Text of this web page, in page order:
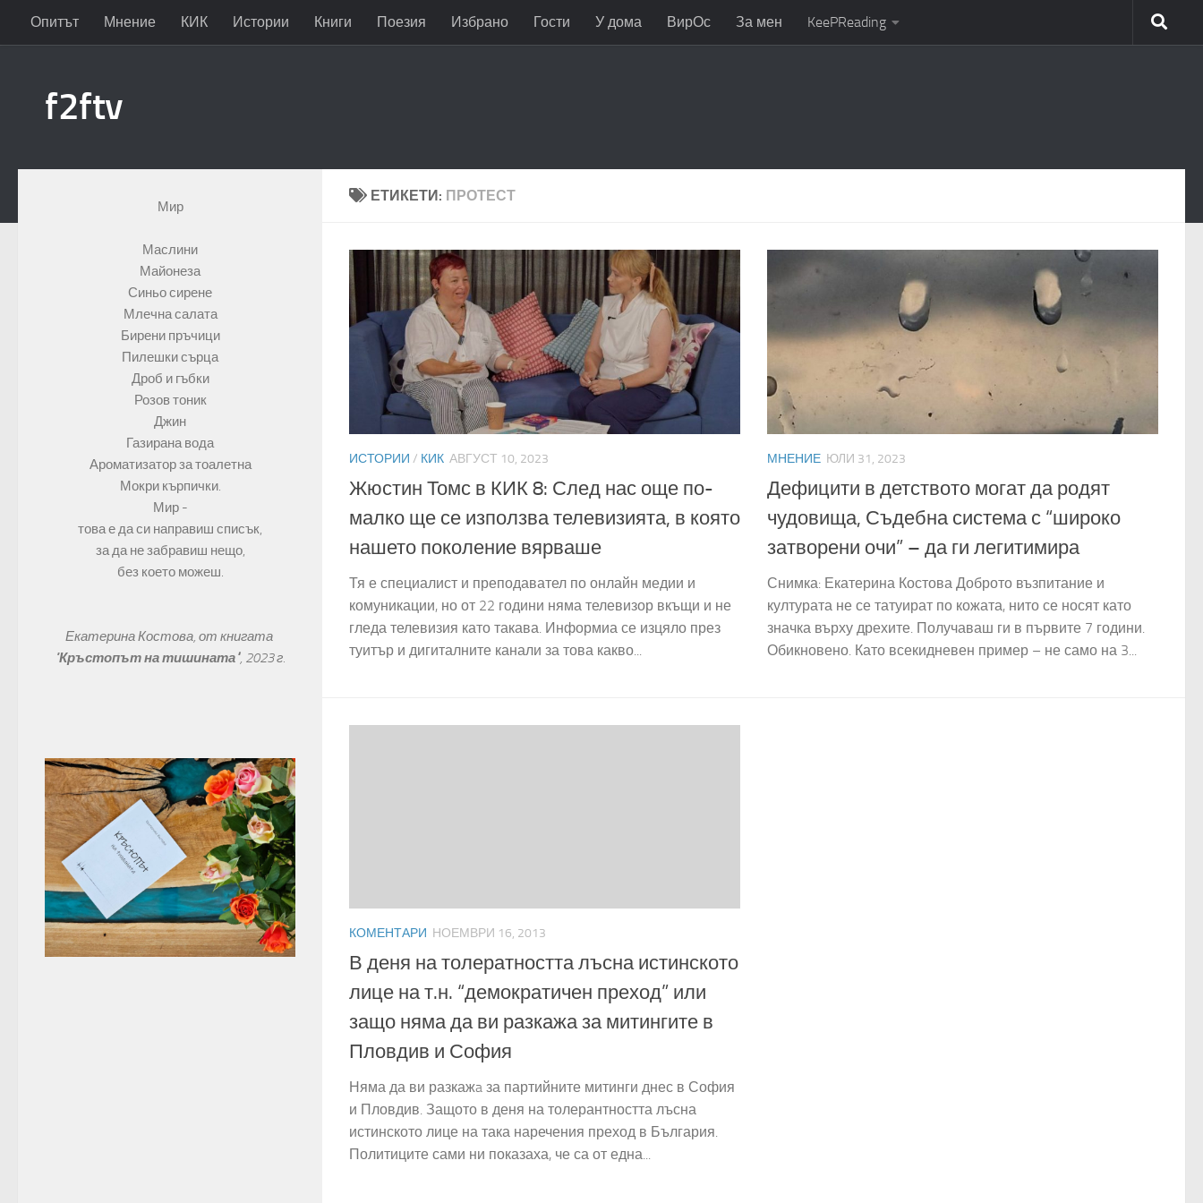
Към съдържанието
Опитът Мнение КИК Истории Книги Поезия Избрано Гости У дома ВирОс За мен KeePReading
f2ftv
ЕТИКЕТИ: ПРОТЕСТ
ИСТОРИИ / КИК АВГУСТ 10, 2023
Жюстин Томс в КИК 8: След нас още по-
малко ще се използва телевизията, в която
нашето поколение вярваше
Тя е специалист и преподавател по онлайн медии и
комуникации, но от 22 години няма телевизор вкъщи и не
гледа телевизия като такава. Информиа се изцяло през
туитър и дигиталните канали за това какво...
МНЕНИЕ ЮЛИ 31, 2023
Дефицити в детството могат да родят
чудовища, Съдебна система с “широко
затворени очи” – да ги легитимира
Снимка: Екатерина Костова Доброто възпитание и
културата не се татуират по кожата, нито се носят като
значка върху дрехите. Получаваш ги в първите 7 години.
Обикновено. Като всекидневен пример – не само на 3...
КОМЕНТАРИ НОЕМВРИ 16, 2013
В деня на толератността лъсна истинското
лице на т.н. “демократичен преход” или
защо няма да ви разкажа за митингите в
Пловдив и София
Няма да ви разкажa за партийните митинги днес в София
и Пловдив. Защото в деня на толерантността лъсна
истинското лице на така наречения преход в България.
Политиците сами ни показаха, че са от една...
Мир
Маслини
Майонеза
Синьо сирене
Млечна салата
Бирени пръчици
Пилешки сърца
Дроб и гъбки
Розов тоник
Джин
Газирана вода
Ароматизатор за тоалетна
Мокри кърпички.
Мир -
това е да си направиш списък,
за да не забравиш нещо,
без което можеш.
Екатерина Костова, от книгата
"Кръстопът на тишината", 2023 г.